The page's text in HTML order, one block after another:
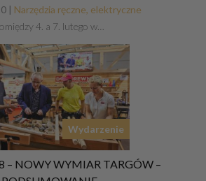
| Narzędzia ręczne, elektryczne
4. a 7. lutego w…
Wydarzenie
– NOWY WYMIAR TARGÓW –